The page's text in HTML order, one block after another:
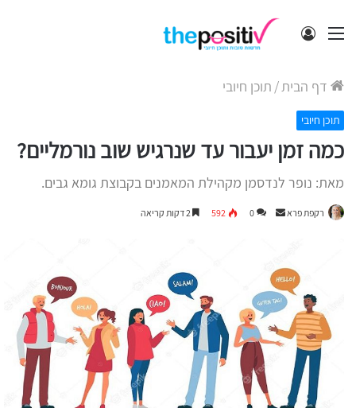
תפריט התחבר
דף הבית/ תוכן חיובי
תוכן חיובי
כמה זמן יעבור עד שנרגיש שוב נורמליים?
מאת: נופר לנדסמן מקהילת המאמנים בקבוצת גומא גבים.
רקפת פרא
Send
0
592